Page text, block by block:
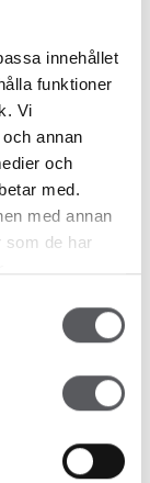
innehållet
funktioner
Vi
annan
och
med.
med annan
som de har